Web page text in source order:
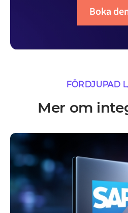
Boka
FÖRDJUPAD
Mer om